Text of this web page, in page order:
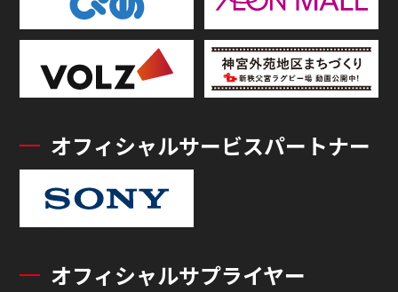
オフィシャルサービスパートナー
オフィシャルサプライヤー